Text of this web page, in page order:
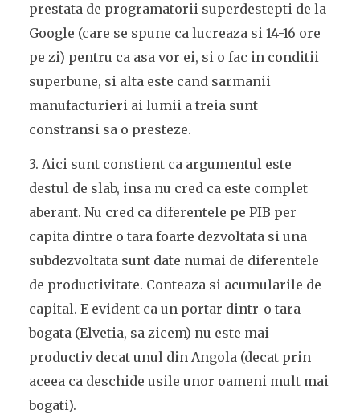
prestata de programatorii superdestepti de la
Google (care se spune ca lucreaza si 14-16 ore
pe zi) pentru ca asa vor ei, si o fac in conditii
superbune, si alta este cand sarmanii
manufacturieri ai lumii a treia sunt
constransi sa o presteze.
3. Aici sunt constient ca argumentul este
destul de slab, insa nu cred ca este complet
aberant. Nu cred ca diferentele pe PIB per
capita dintre o tara foarte dezvoltata si una
subdezvoltata sunt date numai de diferentele
de productivitate. Conteaza si acumularile de
capital. E evident ca un portar dintr-o tara
bogata (Elvetia, sa zicem) nu este mai
productiv decat unul din Angola (decat prin
aceea ca deschide usile unor oameni mult mai
bogati).